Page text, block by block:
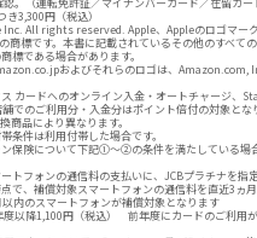
。（運転免許証／マイナンバーカード／在留カ
3,300円（税込）
All rights reserved. Apple、Appleのロゴマー
商標です。本書に記載されているその他のすべて
標である場合があります。
およびそれらのロゴは、Amazon.com,
カードへのオンライン入金・オートチャージ、
でのご利用分・入金分はポイント倍付の対象とな
品により異なります。
条件は利用付帯した場合です。
保険について下記①～②の条件を満たしている場
トフォンの通信料の支払いに、JCBプラチナを指
で、補償対象スマートフォンの通信料を直近3ヵ
内のスマートフォンが補償対象となります
以降1,100円（税込） 前年度にカードのご利用